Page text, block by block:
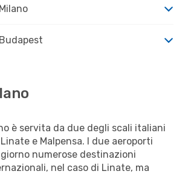
è servita da due degli scali italiani
e Malpensa. I due aeroporti
numerose destinazioni
nel caso di Linate, ma